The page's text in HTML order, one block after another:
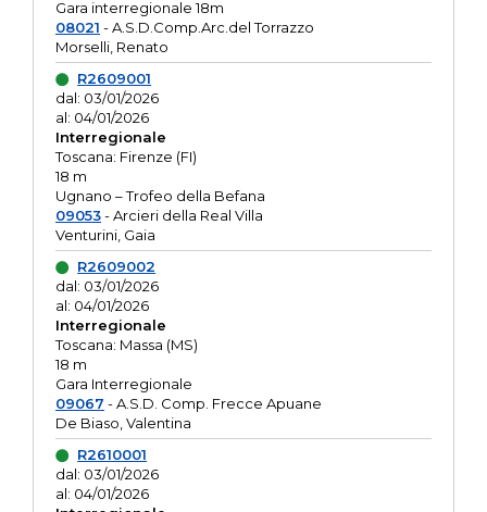
Gara interregionale 18m
08021 - A.S.D.Comp.Arc.del Torrazzo
Morselli, Renato
R2609001
dal: 03/01/2026
al: 04/01/2026
Interregionale
Toscana: Firenze (FI)
18 m
Ugnano – Trofeo della Befana
09053- Arcieri della Real Villa
Venturini, Gaia
R2609002
dal: 03/01/2026
al: 04/01/2026
Interregionale
Toscana: Massa (MS)
18 m
Gara Interregionale
09067 - A.S.D. Comp. Frecce Apuane
De Biaso, Valentina
R2610001
dal: 03/01/2026
al: 04/01/2026